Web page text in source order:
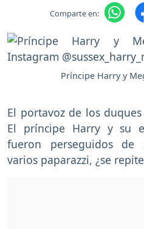
Comparte en:
Príncipe Harry y
El portavoz de los
El príncipe Harry y su
fueron perseguidos de
varios paparazzi, ¿se